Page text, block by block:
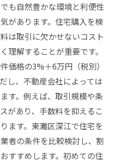
賢く住宅購入をするため
も自然豊かな環境と利便性
があります。住宅購入を検
は取引に欠かせないコスト
理解することが重要です。
価格の3%＋6万円（税別）
し、不動産会社によっては
す。例えば、取引規模や条
があり、手数料を抑えるこ
ます。東灘区深江で住宅を
者の条件を比較検討し、割
すすめします。初めての住